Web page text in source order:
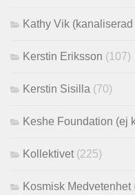
Kathy Vik
Kerstin Eriksson (107)
Kerstin Sisilla (70)
Keshe Foundation (ej
Kollektivet (225)
Kosmisk Medvetenhet